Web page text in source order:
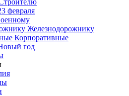
февраля
Железнодорожнику
Корпоративные
год